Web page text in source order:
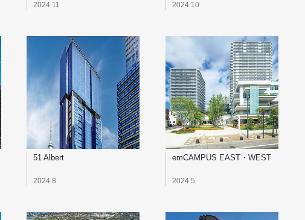
2024.11 2024.10
51 Albert
2024.8
emCAMPUS EAST・WEST
2024.5